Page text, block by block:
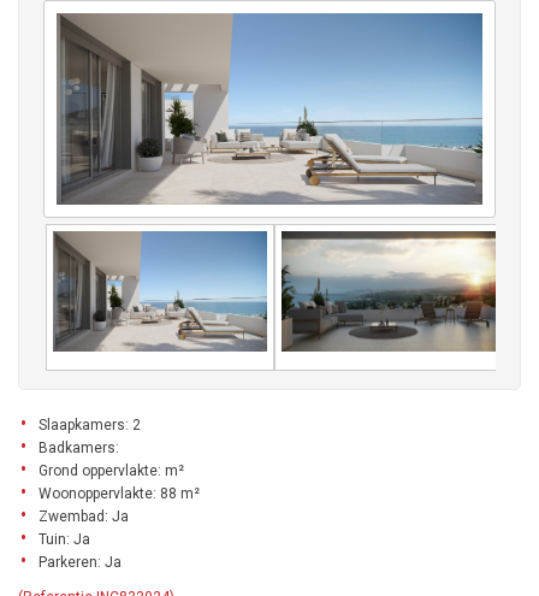
Slaapkamers: 2
Badkamers:
Grond oppervlakte: m²
Woonoppervlakte: 88 m²
Zwembad: Ja
Tuin: Ja
Parkeren: Ja